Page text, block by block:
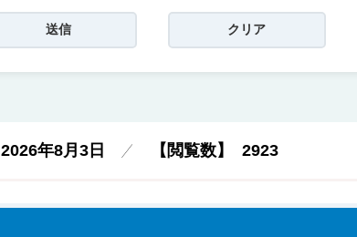
2026年8月3日 【閲覧数】 2923